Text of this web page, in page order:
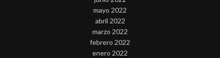
mayo 2022
abril 2022
marzo 2022
febrero 2022
enero 2022